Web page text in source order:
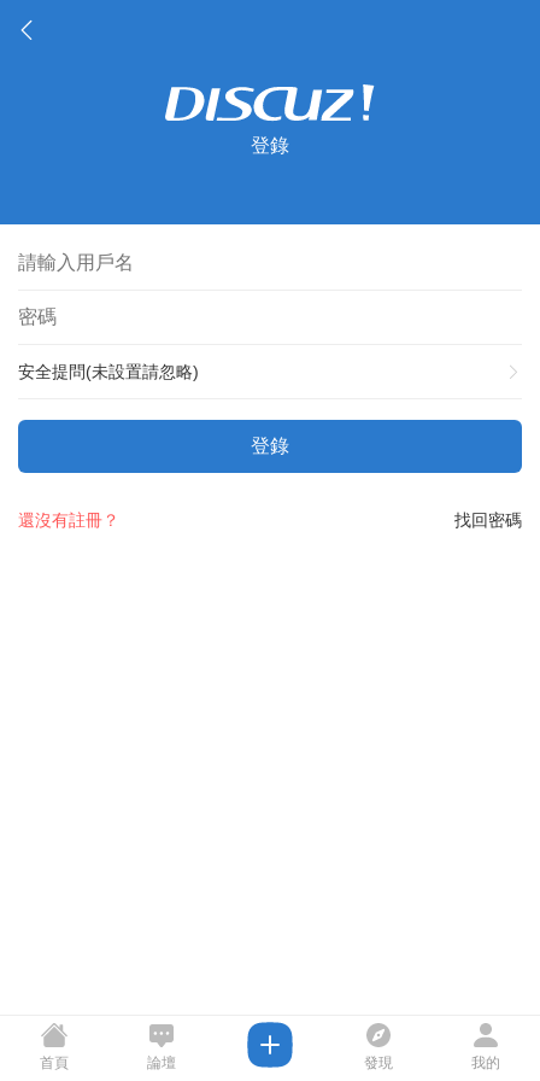
登錄
安全提問(未設置請忽略)
登錄
找回密碼
還沒有註冊？
首頁 論壇 發現 我的